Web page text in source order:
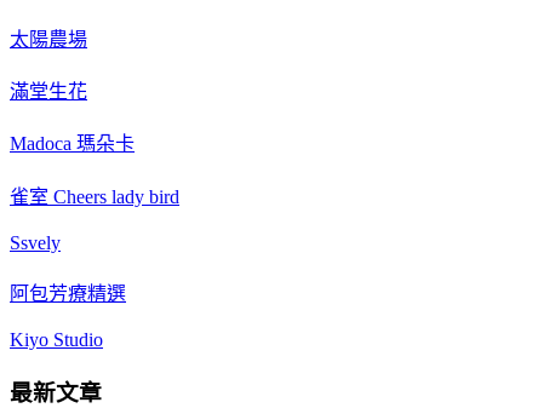
太陽農場
滿堂生花
Madoca 瑪朵卡
雀室 Cheers lady bird
Ssvely
阿包芳療精選
Kiyo Studio
最新文章